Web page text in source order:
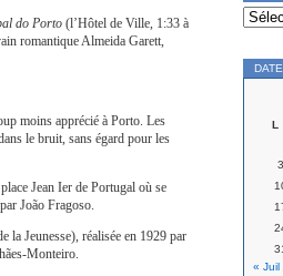
do Porto (l’Hôtel de Ville, 1:33 à
romantique Almeida Garett,
moins apprécié à Porto. Les
le bruit, sans égard pour les
Jean Ier de Portugal où se
João Fragoso.
la Jeunesse), réalisée en 1929 par
Monteiro.
Mois
de
L
3
« Juil